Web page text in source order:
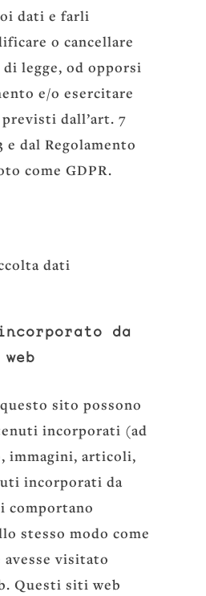
dati e farli
o cancellare
legge, od opporsi
e/o esercitare
dall’art. 7
e dal Regolamento
come GDPR.
dati
da
sito possono
incorporati (ad
immagini, articoli,
incorporati da
comportano
stesso modo come
visitato
Questi siti web